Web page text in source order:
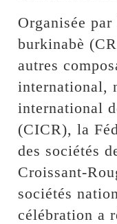
Organisée
burkinabè
autres
international,
international
(CICR), la
des sociétés
Croissant-
sociétés
célébration a